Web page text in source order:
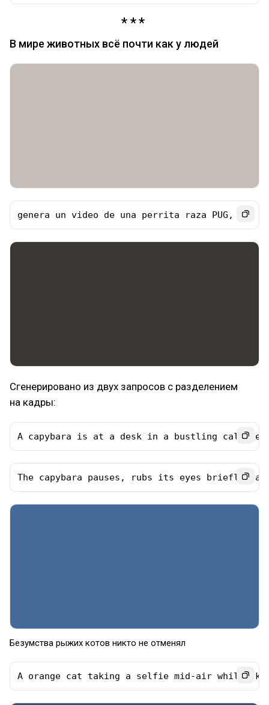
В мире животных всё почти как у людей
genera un video de una perrita raza PUG, con
Сгенерировано из двух запросов с разделением
на кадры:
A capybara is at a desk in a bustling call
The capybara pauses, rubs its eyes briefly,
Безумства рыжих котов никто не отменял
A orange cat taking a selfie mid-air while